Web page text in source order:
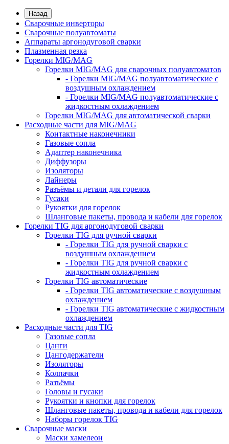
Назад
Сварочные инверторы
Сварочные полуавтоматы
Аппараты аргонодуговой сварки
Плазменная резка
Горелки MIG/MAG
Горелки MIG/MAG для сварочных полуавтоматов
- Горелки MIG/MAG полуавтоматические с
воздушным охлаждением
- Горелки MIG/MAG полуавтоматические с
жидкостным охлаждением
Горелки MIG/MAG для автоматической сварки
Расходные части для MIG/MAG
Контактные наконечники
Газовые сопла
Адаптер наконечника
Диффузоры
Изоляторы
Лайнеры
Разъёмы и детали для горелок
Гусаки
Рукоятки для горелок
Шланговые пакеты, провода и кабели для горелок
Горелки TIG для аргонодуговой сварки
Горелки TIG для ручной сварки
- Горелки TIG для ручной сварки с
воздушным охлаждением
- Горелки TIG для ручной сварки с
жидкостным охлаждением
Горелки TIG автоматические
- Горелки TIG автоматические с воздушным
охлаждением
- Горелки TIG автоматические с жидкостным
охлаждением
Расходные части для TIG
Газовые сопла
Цанги
Цангодержатели
Изоляторы
Колпачки
Разъёмы
Головы и гусаки
Рукоятки и кнопки для горелок
Шланговые пакеты, провода и кабели для горелок
Наборы горелок TIG
Сварочные маски
Маски хамелеон